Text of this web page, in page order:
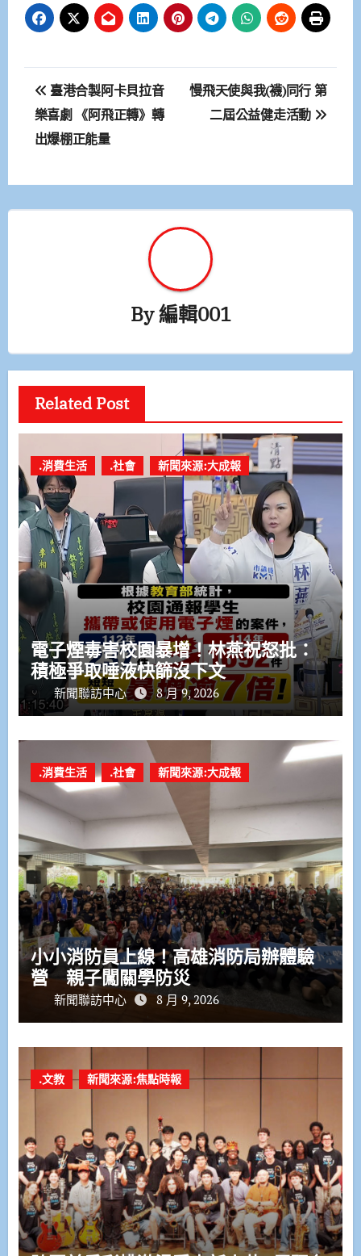
文
章
導
覽
臺港合製阿卡貝拉音
樂喜劇 《阿飛正轉》轉
出爆棚正能量
慢飛天使與我(襪)同行 第
二屆公益健走活動
By編輯001
Related Post
.消費生活 .社會 新聞來源:大成報
電子煙毒害校園暴增！林燕祝怒批：
積極爭取唾液快篩沒下文
新聞聯訪中心 8 月 9, 2026
.消費生活 .社會 新聞來源:大成報
小小消防員上線！高雄消防局辦體驗
營 親子闖關學防災
新聞聯訪中心 8 月 9, 2026
.文教 新聞來源:焦點時報